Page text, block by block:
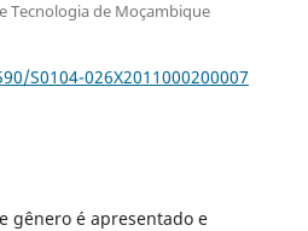
Tecnologia de Moçambique
S0104-026X2011000200007
gênero é apresentado e